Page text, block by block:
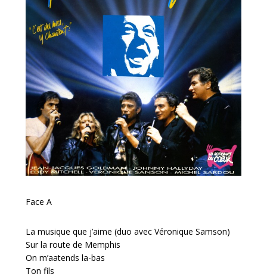
Face A
La musique que j’aime (duo avec Véronique Samson)
Sur la route de Memphis
On m’aatends la-bas
Ton fils